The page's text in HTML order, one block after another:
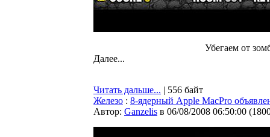
Убегаем от
Далее...
Читать дальше... | 556 байт
Железо : 8-ядерный Apple MacPro
Автор: Ganzelis в 06/08/2008 06:50:00 (